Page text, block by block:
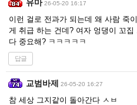
유마 26-05-20 16:17
이런 걸로 전과가 되는데 왜 사람 죽
게 취급 하는 건데? 여자 엉댕이 꼬
다 중요해? ㅋㅋㅋㅋㅋ
답글
교범바제 26-05-20 16:27
참 세상 그지같이 돌아간다 ㅅㅂ